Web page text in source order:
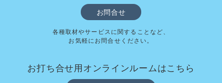
お問合せ
各種取材やサービスに関することなど、
お気軽にお問合せください。
お打ち合せ用オンラインルームはこちら